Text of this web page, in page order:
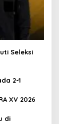
Seleksi
2-1
XV 2026
di